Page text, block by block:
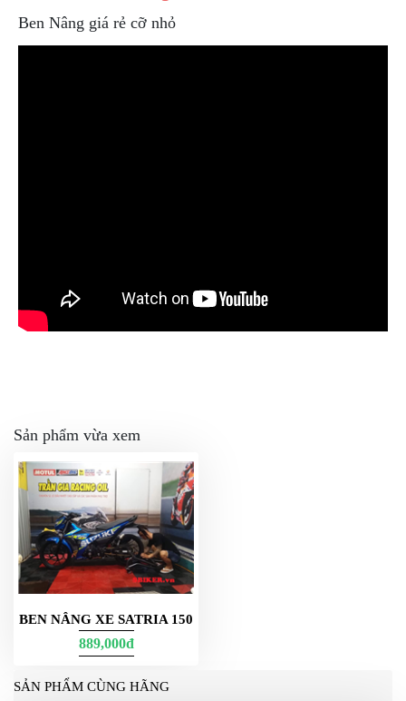
Ben Nâng giá rẻ cỡ nhỏ
Sản phẩm vừa xem
BEN NÂNG XE SATRIA 150
889,000đ
SẢN PHẨM CÙNG HÃNG